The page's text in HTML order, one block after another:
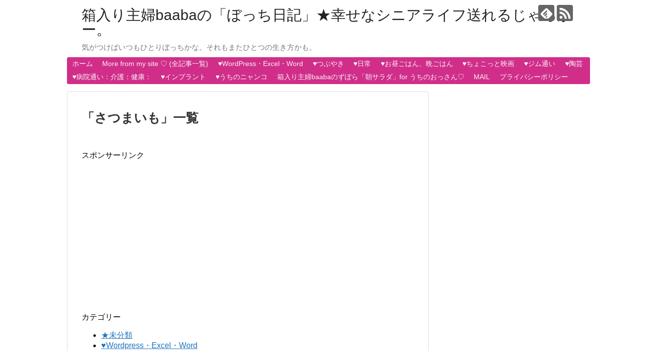
箱入り主婦baabaの「ぼっち日記」★幸せなシニアライフ送れるじゃろか
ー。
気がつけばいつもひとりぼっちかな。それもまたひとつの生き方かも。
ホーム More from my site ♡ (全記事一覧) ♥WordPress・Excel・Word ♥つぶやき ♥日常 ♥お昼ごはん、晩ごはん ♥ちょこっと映画 ♥ジム通い
♥陶芸
♥病院通い：介護：健康：
♥インプラント ♥うちのニャンコ 箱入り主婦baabaのずぼら「朝サラダ」for うちのおっさん♡ MAIL プライバシーポリシー
「 さつまいも 」 一覧
スポンサーリンク
カテゴリー
★未分類
♥Wordpress・Excel・Word